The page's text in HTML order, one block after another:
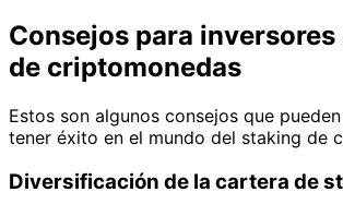
Consejos para
de criptomonedas
Estos son algunos consejos que
tener éxito en el mundo del staking de
Diversificación de la cartera de